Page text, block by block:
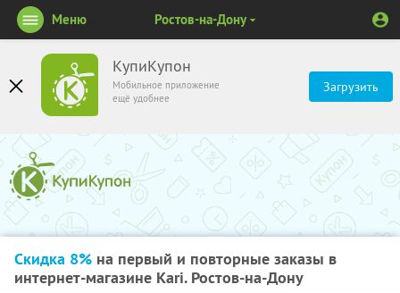
КупиКупон
Мобильное приложение
ещё удобнее
Загрузить
Меню Ростов-на-Дону
Скидка 8% на первый и повторные заказы в
интернет-магазине Kari. Ростов-на-Дону